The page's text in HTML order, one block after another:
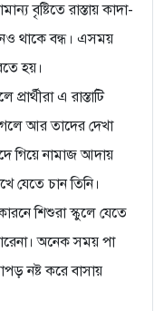
বৃষ্টিতে রাস্তায় কাদা-
থাকে বন্ধ। এসময়
হয়।
এ রাস্তাটি
আর তাদের দেখা
গিয়ে নামাজ আদায়
যেতে চান তিনি।
শিশুরা স্কুলে যেতে
অনেক সময় পা
নষ্ট করে বাসায়